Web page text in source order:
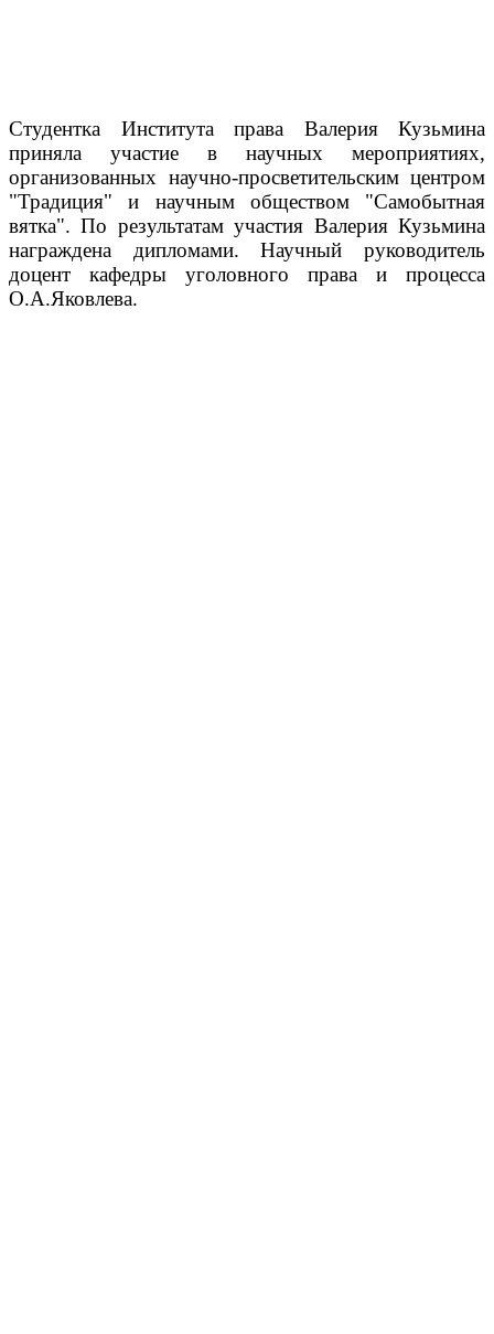
Студентка Института права Валерия Кузьмина
приняла участие в научных мероприятиях,
организованных научно-просветительским центром
"Традиция" и научным обществом "Самобытная
вятка". По результатам участия Валерия Кузьмина
награждена дипломами. Научный руководитель
доцент кафедры уголовного права и процесса
О.А.Яковлева.